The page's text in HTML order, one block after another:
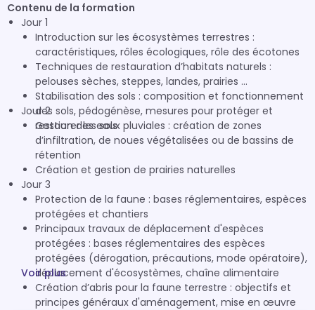
Contenu de la formation
Jour 1
Introduction sur les écosystèmes terrestres :
caractéristiques, rôles écologiques, rôle des écotones
Techniques de restauration d’habitats naturels :
pelouses sèches, steppes, landes, prairies ...
Stabilisation des sols : composition et fonctionnement
des sols, pédogénèse, mesures pour protéger et
restaurer les sols
Jour 2
Gestion des eaux pluviales : création de zones
d’infiltration, de noues végétalisées ou de bassins de
rétention
Création et gestion de prairies naturelles
Jour 3
Protection de la faune : bases réglementaires, espèces
protégées et chantiers
Principaux travaux de déplacement d'espèces
protégées : bases réglementaires des espèces
protégées (dérogation, précautions, mode opératoire),
déplacement d'écosystèmes, chaîne alimentaire
Création d’abris pour la faune terrestre : objectifs et
principes généraux d'aménagement, mise en œuvre
Voir plus